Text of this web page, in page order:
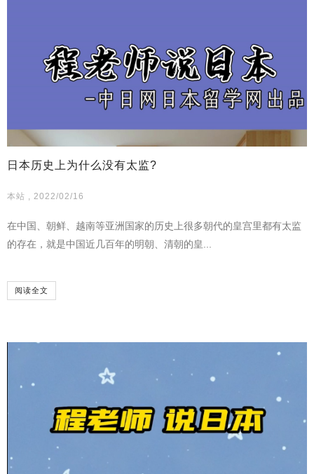
日本历史上为什么没有太监?
本站 , 2022/02/16
在中国、朝鲜、越南等亚洲国家的历史上很多朝代的皇宫里都有太监
的存在，就是中国近几百年的明朝、清朝的皇...
阅读全文